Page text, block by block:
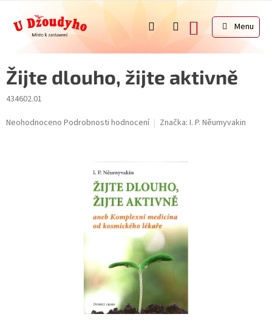
obsah
NÁKUPNÍ
KOŠÍK
Žijte dlouho, žijte aktivně
434602.01
Průměrné
Neohodnoceno Podrobnosti hodnocení Značka: I. P. Něumyvakin